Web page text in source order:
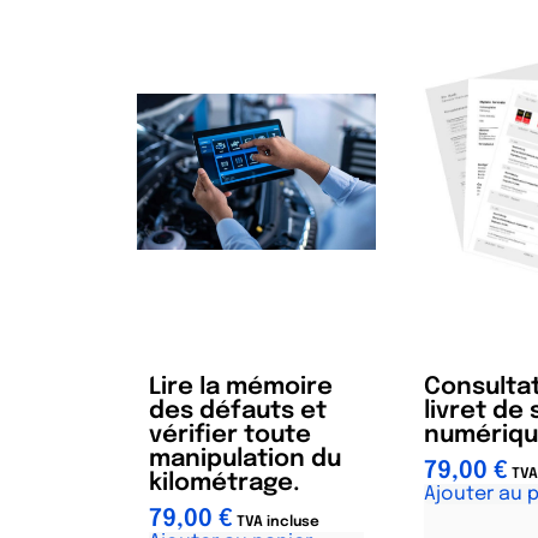
Lire la mémoire
des défauts et
vérifier toute
manipulation du
kilométrage.
79,00€ TVA incluse
livret de
79,00€
Ajouter au